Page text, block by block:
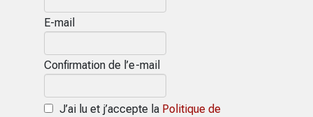
E-mail
Confirmation de l’e-mail
J’ai lu et j’accepte la Politique de